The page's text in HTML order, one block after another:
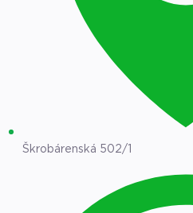
Škrobárenská 502/1